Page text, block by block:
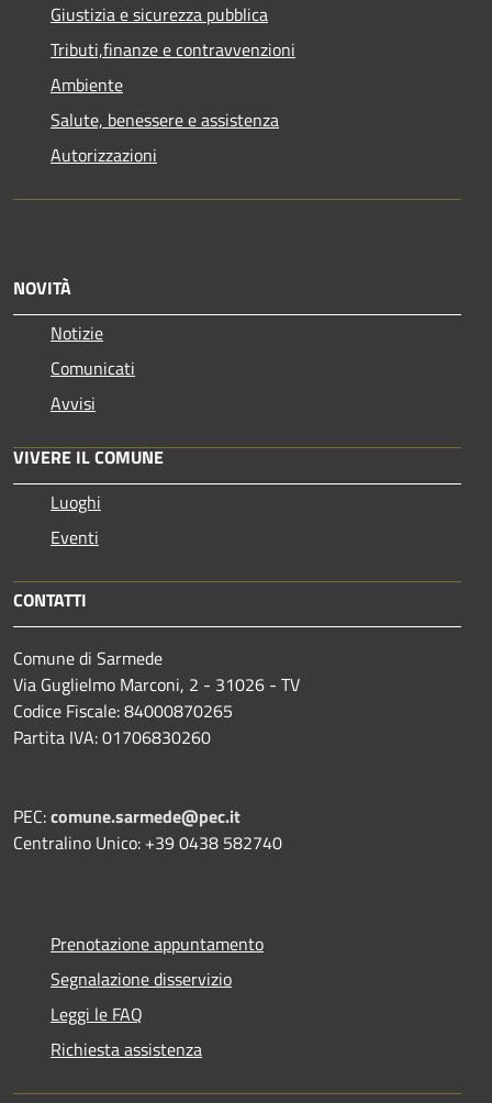
Giustizia e sicurezza pubblica
Tributi,finanze e contravvenzioni
Ambiente
Salute, benessere e assistenza
Autorizzazioni
NOVITÀ
Notizie
Comunicati
Avvisi
VIVERE IL COMUNE
Luoghi
Eventi
CONTATTI
Comune di Sarmede
Via Guglielmo Marconi, 2 - 31026 - TV
Codice Fiscale: 84000870265
Partita IVA: 01706830260
PEC:comune.sarmede@pec.it
Centralino Unico: +39 0438 582740
Prenotazione appuntamento
Segnalazione disservizio
Leggi le FAQ
Richiesta assistenza